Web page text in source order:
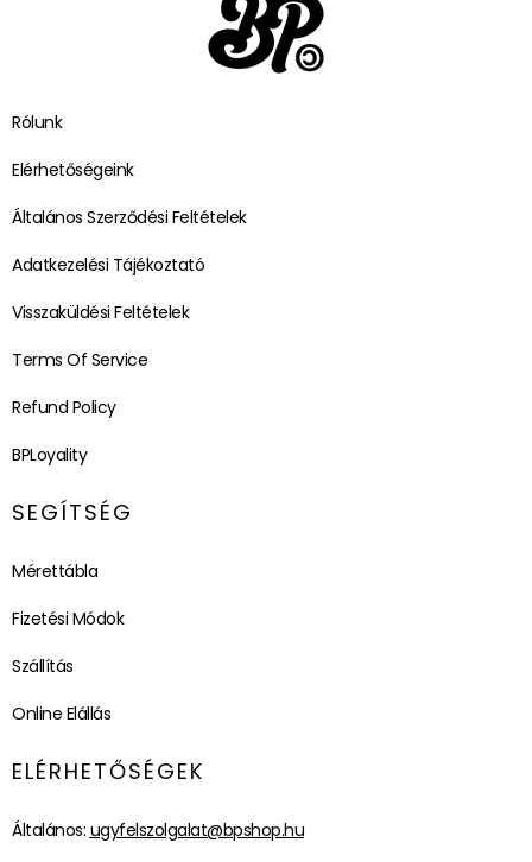
Rólunk
Elérhetőségeink
Általános Szerződési Feltételek
Adatkezelési Tájékoztató
Visszaküldési Feltételek
Terms Of Service
Refund Policy
BPLoyality
SEGÍTSÉG
Mérettábla
Fizetési Módok
Szállítás
Online Elállás
ELÉRHETŐSÉGEK
Általános: ugyfelszolgalat@bpshop.hu